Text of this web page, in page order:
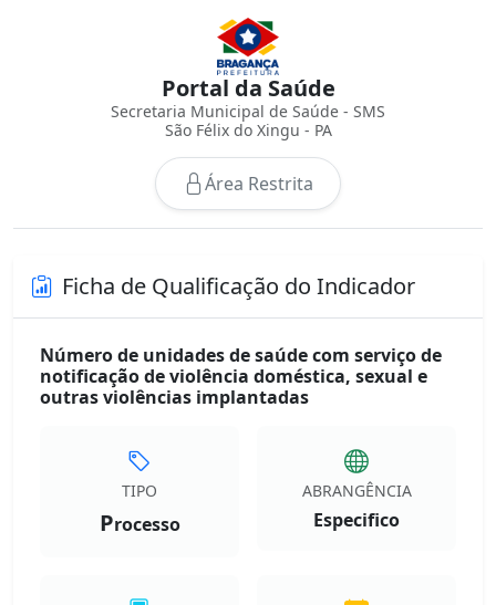
Portal da Saúde
Secretaria Municipal de Saúde - SMS
São Félix do Xingu - PA
Área Restrita
Ficha de Qualificação do Indicador
Número de unidades de saúde com serviço de
notificação de violência doméstica, sexual e
outras violências implantadas
TIPO
Processo
ABRANGÊNCIA
Especifico